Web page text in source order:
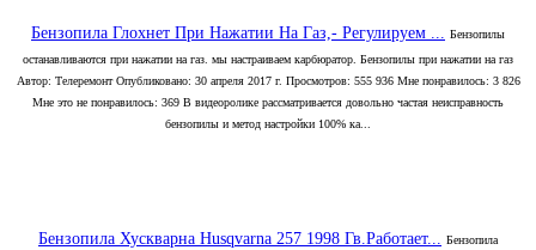
Бензопила Глохнет При Нажатии На Газ,- Регулируем ... Бензопилы
останавливаются при нажатии на газ. мы настраиваем карбюратор. Бензопилы при нажатии на газ
Автор: Телеремонт Опубликовано: 30 апреля 2017 г. Просмотров: 555 936 Мне понравилось: 3 826
Мне это не понравилось: 369 В видеоролике рассматривается довольно частая неисправность
бензопилы и метод настройки 100% ка...
Бензопила Хускварна Husqvarna 257 1998 Гв.Работает... Бензопила